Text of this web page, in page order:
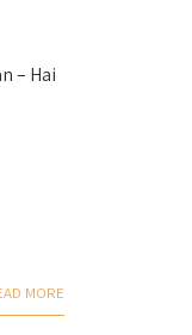
– Hai
MORE